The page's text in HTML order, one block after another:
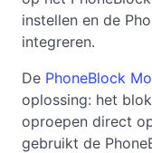
instellen en de
integreren.
De PhoneBlock
oplossing: het
oproepen direct
gebruikt de